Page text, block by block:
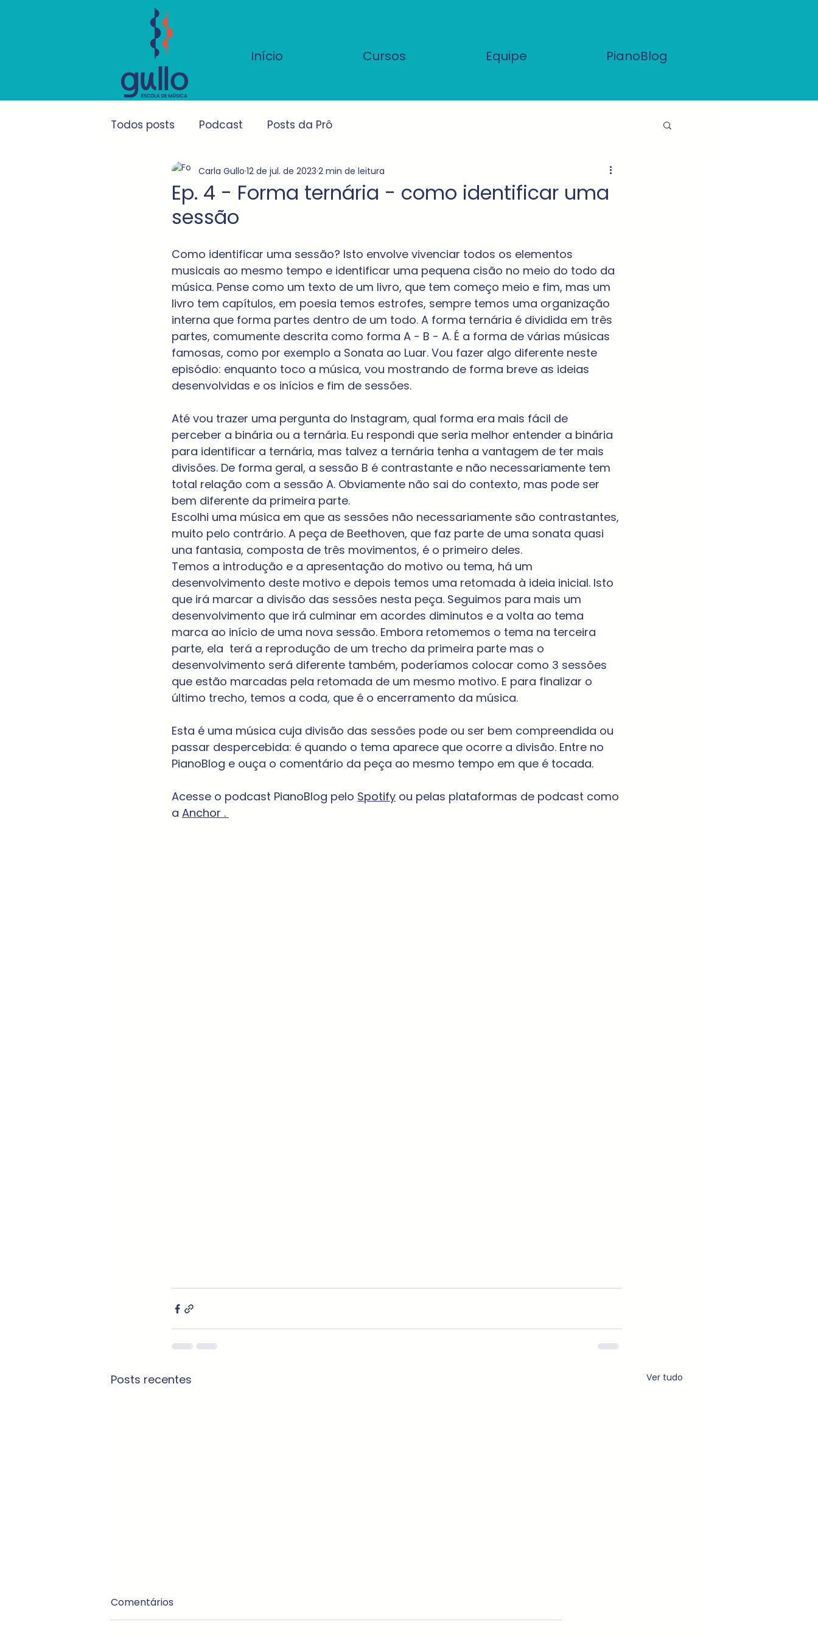
Início Cursos Equipe PianoBlog
Todos posts Podcast Posts da Prô
Ep. 4 - Forma ternária - como identificar uma
sessão
Carla Gullo 12 de jul. de 2023 2 min de leitura
Como identificar uma sessão? Isto envolve vivenciar todos os elementos
musicais ao mesmo tempo e identificar uma pequena cisão no meio do todo da
música. Pense como um texto de um livro, que tem começo meio e fim, mas um
livro tem capítulos, em poesia temos estrofes, sempre temos uma organização
interna que forma partes dentro de um todo. A forma ternária é dividida em três
partes, comumente descrita como forma A - B - A. É a forma de várias músicas
famosas, como por exemplo a Sonata ao Luar. Vou fazer algo diferente neste
episódio: enquanto toco a música, vou mostrando de forma breve as ideias
desenvolvidas e os inícios e fim de sessões.
Até vou trazer uma pergunta do Instagram, qual forma era mais fácil de
perceber a binária ou a ternária. Eu respondi que seria melhor entender a binária
para identificar a ternária, mas talvez a ternária tenha a vantagem de ter mais
divisões. De forma geral, a sessão B é contrastante e não necessariamente tem
total relação com a sessão A. Obviamente não sai do contexto, mas pode ser
bem diferente da primeira parte.
Escolhi uma música em que as sessões não necessariamente são contrastantes,
muito pelo contrário. A peça de Beethoven, que faz parte de uma sonata quasi
una fantasia, composta de três movimentos, é o primeiro deles.
Temos a introdução e a apresentação do motivo ou tema, há um
desenvolvimento deste motivo e depois temos uma retomada à ideia inicial. Isto
que irá marcar a divisão das sessões nesta peça. Seguimos para mais um
desenvolvimento que irá culminar em acordes diminutos e a volta ao tema
marca ao início de uma nova sessão. Embora retomemos o tema na terceira
parte, ela  terá a reprodução de um trecho da primeira parte mas o
desenvolvimento será diferente também, poderíamos colocar como 3 sessões
que estão marcadas pela retomada de um mesmo motivo. E para finalizar o
último trecho, temos a coda, que é o encerramento da música.
Esta é uma música cuja divisão das sessões pode ou ser bem compreendida ou
passar despercebida: é quando o tema aparece que ocorre a divisão. Entre no
PianoBlog e ouça o comentário da peça ao mesmo tempo em que é tocada.
Acesse o podcast PianoBlog pelo Spotify ou pelas plataformas de podcast como
a Anchor .
Posts recentes Ver tudo
Comentários